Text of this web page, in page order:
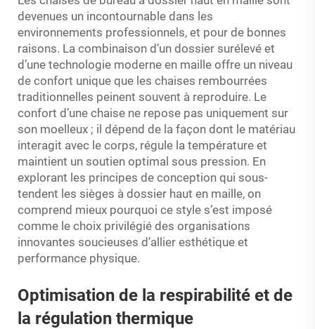
devenues un incontournable dans les
environnements professionnels, et pour de bonnes
raisons. La combinaison d’un dossier surélevé et
d’une technologie moderne en maille offre un niveau
de confort unique que les chaises rembourrées
traditionnelles peinent souvent à reproduire. Le
confort d’une chaise ne repose pas uniquement sur
son moelleux ; il dépend de la façon dont le matériau
interagit avec le corps, régule la température et
maintient un soutien optimal sous pression. En
explorant les principes de conception qui sous-
tendent les sièges à dossier haut en maille, on
comprend mieux pourquoi ce style s’est imposé
comme le choix privilégié des organisations
innovantes soucieuses d’allier esthétique et
performance physique.
Optimisation de la respirabilité et de
la régulation thermique